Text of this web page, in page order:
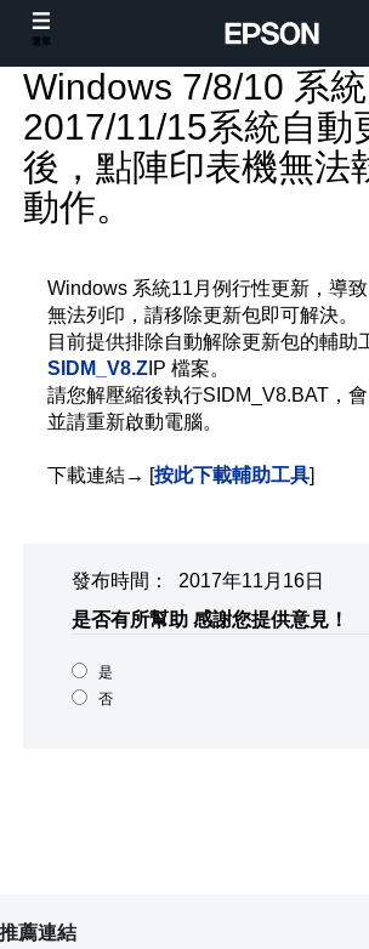
Windows 7/8/10 系
2017/11/15系統自動
後，點陣印表機無法
動作。
Windows 系統11月例行性更新，導
無法列印，請移除更新包即可解決。
目前提供排除自動解除更新包的輔助
SIDM_V8.Z IP 檔案。
請您解壓縮後執行SIDM_V8.BAT，會
並請重新啟動電腦。
下載連結→ [按此下載輔助工具]
發布時間： 2017年11月16日
是否有所幫助 感謝您提供意見！
是
否
推薦連結